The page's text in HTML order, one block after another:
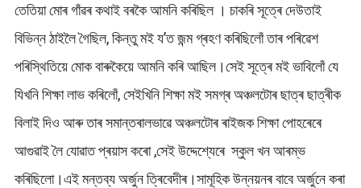
তেতিয়া মোৰ গাঁৱৰ কথাই বৰকৈ আমনি কৰিছিল । চাকৰি সূত্ৰে দেউতাই
বিভিন্ন ঠাইলৈ গৈছিল, কিন্তু মই য’ত জন্ম গ্ৰহণ কৰিছিলোঁ তাৰ পৰিৱেশ
পৰিস্থিতিয়ে মোক বাৰুকৈয়ে আমনি কৰি আছিল।সেই সূত্ৰে মই ভাবিলোঁ যে
যিখনি শিক্ষা লাভ কৰিলোঁ, সেইখিনি শিক্ষা মই সমগ্ৰ অঞ্চলটোৰ ছাত্ৰ ছাত্ৰীক
বিলাই দিও আৰু তাৰ সমান্তৰালভাৱে অঞ্চলটোৰ ৰাইজক শিক্ষা পোহৰেৰে
আগুৱাই লৈ যোৱাত প্ৰয়াস কৰো ,সেই উদ্দেশ্যেৰে স্কুল খন আৰম্ভ
কৰিছিলো।এই মন্তব্য অৰ্জুন ত্ৰিবেদীৰ।সামূহিক উন্নয়নৰ বাবে অৰ্জুনে কৰা